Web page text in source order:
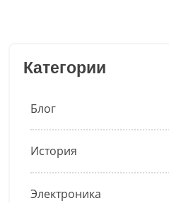
Категории
Блог
История
Электроника